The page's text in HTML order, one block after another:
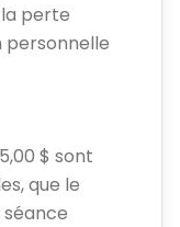
la perte
personnelle
$ sont
que le